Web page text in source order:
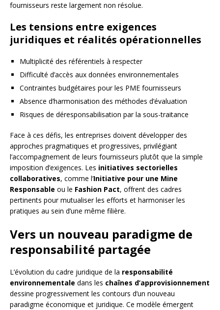
fournisseurs reste largement non résolue.
Les tensions entre exigences
juridiques et réalités opérationnelles
Multiplicité des référentiels à respecter
Difficulté d’accès aux données environnementales
Contraintes budgétaires pour les PME fournisseurs
Absence d’harmonisation des méthodes d’évaluation
Risques de déresponsabilisation par la sous-traitance
Face à ces défis, les entreprises doivent développer des
approches pragmatiques et progressives, privilégiant
l’accompagnement de leurs fournisseurs plutôt que la simple
imposition d’exigences. Les initiatives sectorielles
collaboratives, comme l’Initiative pour une Mine
Responsable ou le Fashion Pact, offrent des cadres
pertinents pour mutualiser les efforts et harmoniser les
pratiques au sein d’une même filière.
Vers un nouveau paradigme de
responsabilité partagée
L’évolution du cadre juridique de la responsabilité
environnementale dans les chaînes d’approvisionnement
dessine progressivement les contours d’un nouveau
paradigme économique et juridique. Ce modèle émergent